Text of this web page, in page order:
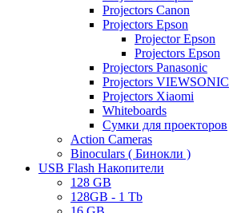
Projectors Canon
Projectors Epson
Projector Epson
Projectors Epson
Projectors Panasonic
Projectors VIEWSONIC
Projectors Xiaomi
Whiteboards
Сумки для проекторов
Action Cameras
Binoculars ( Бинокли )
USB Flash Накопители
128 GB
128GB - 1 Tb